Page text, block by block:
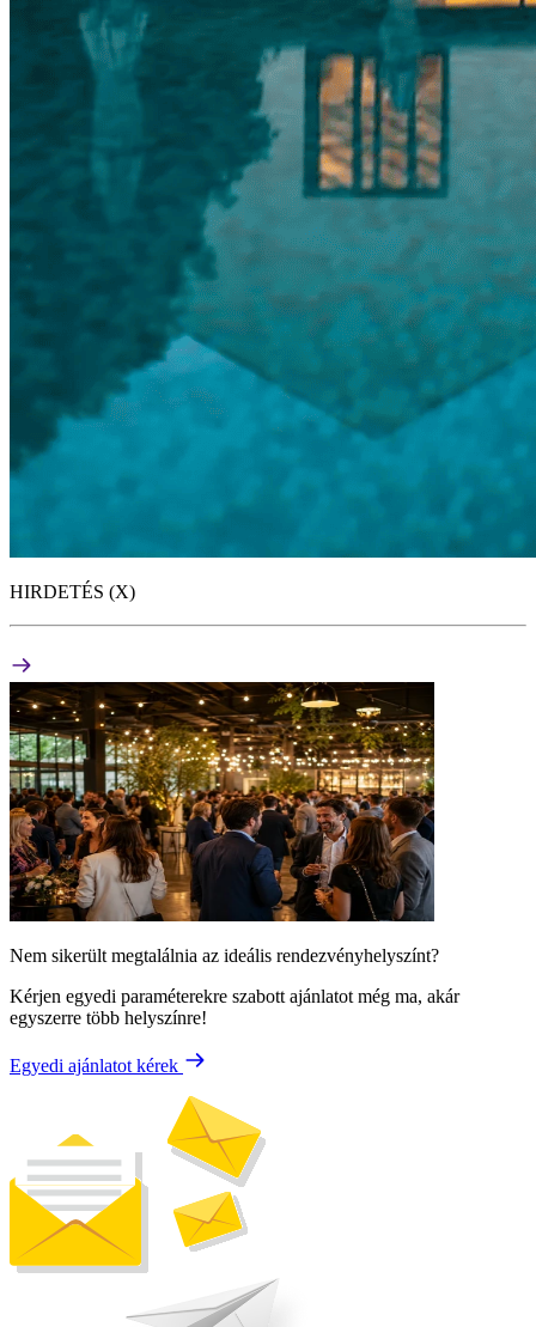
HIRDETÉS (X)
Nem sikerült megtalálnia az ideális rendezvényhelyszínt?
Kérjen egyedi paraméterekre szabott ajánlatot még ma, akár
egyszerre több helyszínre!
Egyedi ajánlatot kérek